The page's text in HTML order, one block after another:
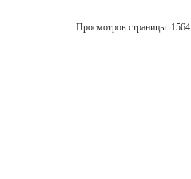
Просмотров страницы: 1564